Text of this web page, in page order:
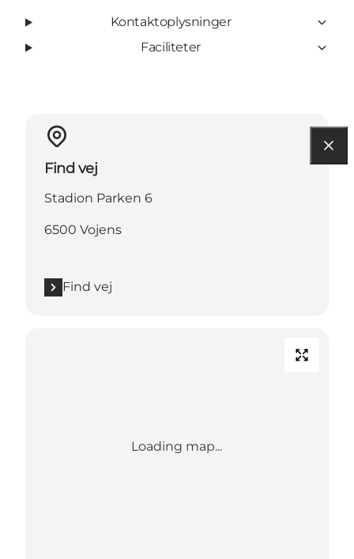
Kontaktoplysninger
Faciliteter
Find vej
Stadion Parken 6
6500 Vojens
Find vej
Loading map...